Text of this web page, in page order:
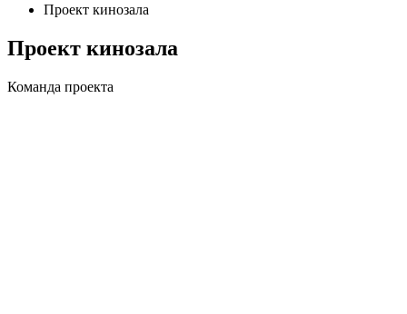
Проект кинозала
Проект кинозала
Команда проекта